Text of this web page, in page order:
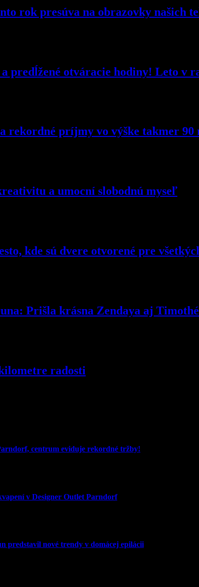
rok presúva na obrazovky našich
predĺžené otváracie hodiny! Leto v
rekordné príjmy vo výške takmer
a umocní slobodnú myseľ
kde sú dvere otvorené pre
Prišla krásna Zendaya aj
radosti
centrum eviduje rekordné tržby!
v Designer Outlet Parndorf
predstavil nové trendy v domácej epilácii